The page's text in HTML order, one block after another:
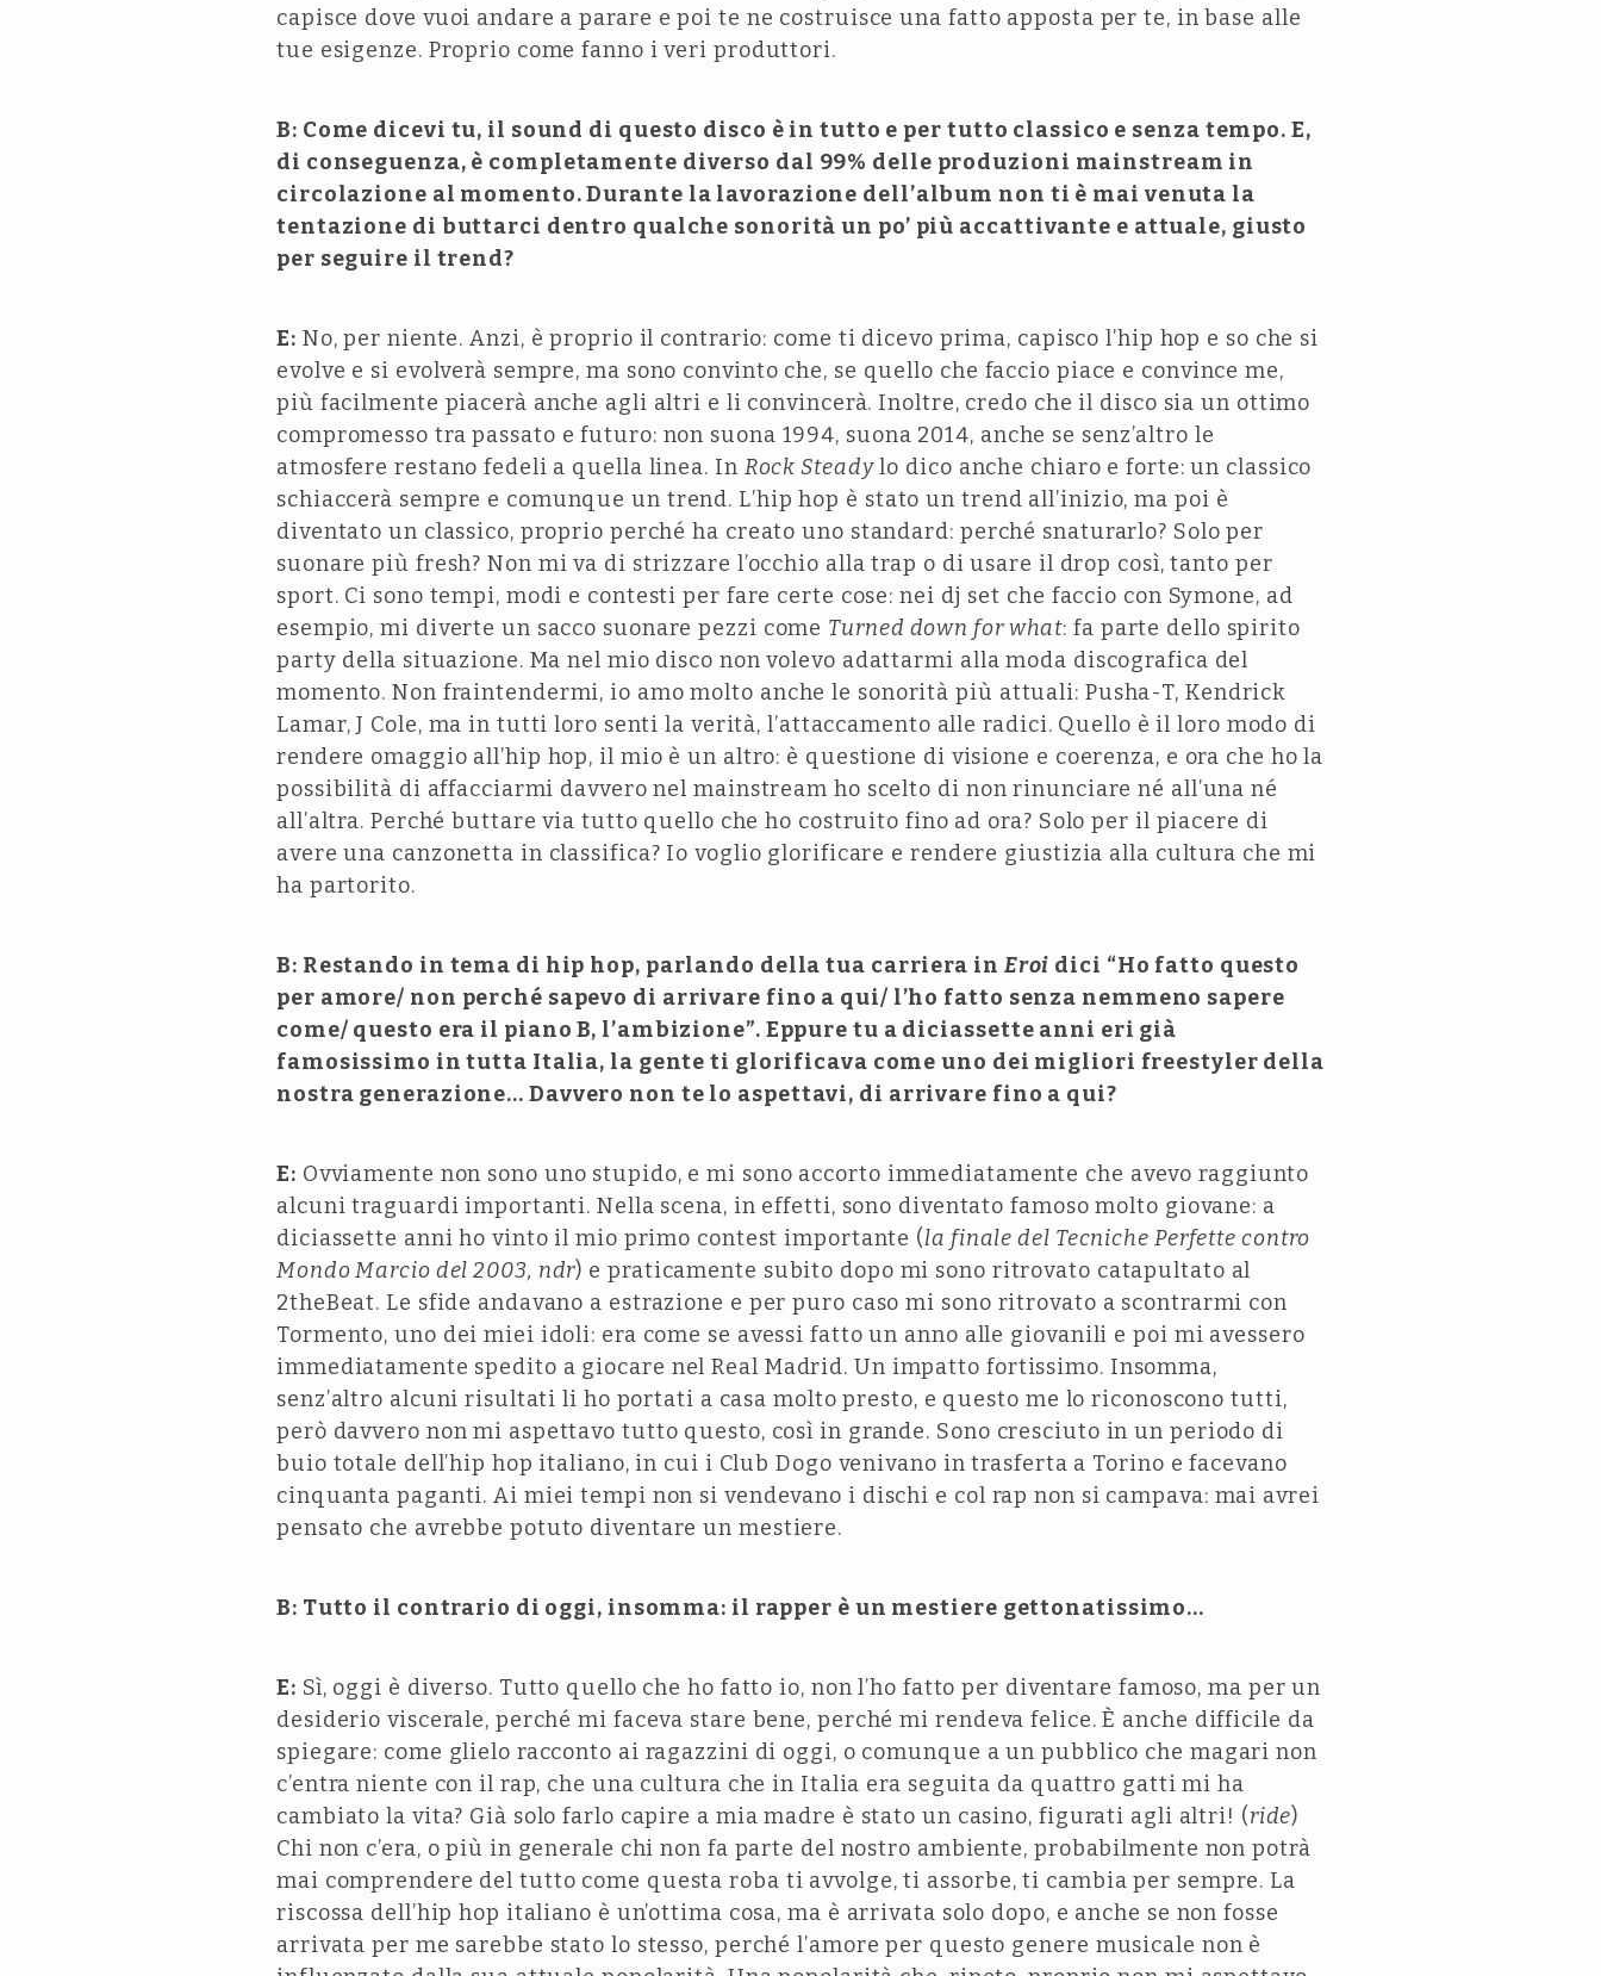
capisce dove vuoi andare a parare e poi te ne costruisce una fatto apposta per te, in base alle
tue esigenze. Proprio come fanno i veri produttori.
B: Come dicevi tu, il sound di questo disco è in tutto e per tutto classico e senza tempo. E,
di conseguenza, è completamente diverso dal 99% delle produzioni mainstream in
circolazione al momento. Durante la lavorazione dell’album non ti è mai venuta la
tentazione di buttarci dentro qualche sonorità un po’ più accattivante e attuale, giusto
per seguire il trend?
E: No, per niente. Anzi, è proprio il contrario: come ti dicevo prima, capisco l’hip hop e so che si
evolve e si evolverà sempre, ma sono convinto che, se quello che faccio piace e convince me,
più facilmente piacerà anche agli altri e li convincerà. Inoltre, credo che il disco sia un ottimo
compromesso tra passato e futuro: non suona 1994, suona 2014, anche se senz’altro le
atmosfere restano fedeli a quella linea. In Rock Steadylo dico anche chiaro e forte: un classico
schiaccerà sempre e comunque un trend. L’hip hop è stato un trend all’inizio, ma poi è
diventato un classico, proprio perché ha creato uno standard: perché snaturarlo? Solo per
suonare più fresh? Non mi va di strizzare l’occhio alla trap o di usare il drop così, tanto per
sport. Ci sono tempi, modi e contesti per fare certe cose: nei dj set che faccio con Symone, ad
esempio, mi diverte un sacco suonare pezzi come Turned down for what: fa parte dello spirito
party della situazione. Ma nel mio disco non volevo adattarmi alla moda discografica del
momento. Non fraintendermi, io amo molto anche le sonorità più attuali: Pusha-T, Kendrick
Lamar, J Cole, ma in tutti loro senti la verità, l’attaccamento alle radici. Quello è il loro modo di
rendere omaggio all’hip hop, il mio è un altro: è questione di visione e coerenza, e ora che ho la
possibilità di affacciarmi davvero nel mainstream ho scelto di non rinunciare né all’una né
all’altra. Perché buttare via tutto quello che ho costruito fino ad ora? Solo per il piacere di
avere una canzonetta in classifica? Io voglio glorificare e rendere giustizia alla cultura che mi
ha partorito.
B: Restando in tema di hip hop, parlando della tua carriera in Eroi dici “Ho fatto questo
per amore/ non perché sapevo di arrivare fino a qui/ l’ho fatto senza nemmeno sapere
come/ questo era il piano B, l’ambizione”. Eppure tu a diciassette anni eri già
famosissimo in tutta Italia, la gente ti glorificava come uno dei migliori freestyler della
nostra generazione… Davvero non te lo aspettavi, di arrivare fino a qui?
E: Ovviamente non sono uno stupido, e mi sono accorto immediatamente che avevo raggiunto
alcuni traguardi importanti. Nella scena, in effetti, sono diventato famoso molto giovane: a
diciassette anni ho vinto il mio primo contest importante (la finale del Tecniche Perfette contro
Mondo Marcio del 2003, ndr) e praticamente subito dopo mi sono ritrovato catapultato al
2theBeat. Le sfide andavano a estrazione e per puro caso mi sono ritrovato a scontrarmi con
Tormento, uno dei miei idoli: era come se avessi fatto un anno alle giovanili e poi mi avessero
immediatamente spedito a giocare nel Real Madrid. Un impatto fortissimo. Insomma,
senz’altro alcuni risultati li ho portati a casa molto presto, e questo me lo riconoscono tutti,
però davvero non mi aspettavo tutto questo, così in grande. Sono cresciuto in un periodo di
buio totale dell’hip hop italiano, in cui i Club Dogo venivano in trasferta a Torino e facevano
cinquanta paganti. Ai miei tempi non si vendevano i dischi e col rap non si campava: mai avrei
pensato che avrebbe potuto diventare un mestiere.
B: Tutto il contrario di oggi, insomma: il rapper è un mestiere gettonatissimo…
E: Sì, oggi è diverso. Tutto quello che ho fatto io, non l’ho fatto per diventare famoso, ma per un
desiderio viscerale, perché mi faceva stare bene, perché mi rendeva felice. È anche difficile da
spiegare: come glielo racconto ai ragazzini di oggi, o comunque a un pubblico che magari non
c’entra niente con il rap, che una cultura che in Italia era seguita da quattro gatti mi ha
cambiato la vita? Già solo farlo capire a mia madre è stato un casino, figurati agli altri! (ride)
Chi non c’era, o più in generale chi non fa parte del nostro ambiente, probabilmente non potrà
mai comprendere del tutto come questa roba ti avvolge, ti assorbe, ti cambia per sempre. La
riscossa dell’hip hop italiano è un’ottima cosa, ma è arrivata solo dopo, e anche se non fosse
arrivata per me sarebbe stato lo stesso, perché l’amore per questo genere musicale non è